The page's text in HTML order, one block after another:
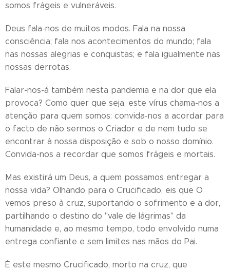
somos frágeis e vulneráveis.
Deus fala-nos de muitos modos. Fala na nossa
consciência; fala nos acontecimentos do mundo; fala
nas nossas alegrias e conquistas; e fala igualmente nas
nossas derrotas.
Falar-nos-á também nesta pandemia e na dor que ela
provoca? Como quer que seja, este vírus chama-nos a
atenção para quem somos: convida-nos a acordar para
o facto de não sermos o Criador e de nem tudo se
encontrar à nossa disposição e sob o nosso domínio.
Convida-nos a recordar que somos frágeis e mortais.
Mas existirá um Deus, a quem possamos entregar a
nossa vida? Olhando para o Crucificado, eis que O
vemos preso à cruz, suportando o sofrimento e a dor,
partilhando o destino do "vale de lágrimas" da
humanidade e, ao mesmo tempo, todo envolvido numa
entrega confiante e sem limites nas mãos do Pai.
É este mesmo Crucificado, morto na cruz, que